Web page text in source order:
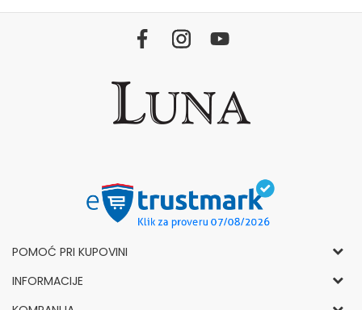
POMOĆ PRI KUPOVINI
Opšti uslovi korišćenja i prodaje
INFORMACIJE